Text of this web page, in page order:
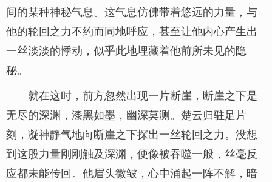
间的某种神秘气息。这气息仿佛带着悠远的力量，与
他的轮回之力不约而同地呼应，甚至让他内心产生出
一丝淡淡的悸动，似乎此地埋藏着他前所未见的隐
秘。
就在这时，前方忽然出现一片断崖，断崖之下是
无尽的深渊，漆黑如墨，幽深莫测。楚云归驻足片
刻，凝神静气地向断崖之下探出一丝轮回之力。没想
到这股力量刚刚触及深渊，便像被吞噬一般，丝毫反
应都未能传回。他眉头微皱，心中涌起一阵不解，暗